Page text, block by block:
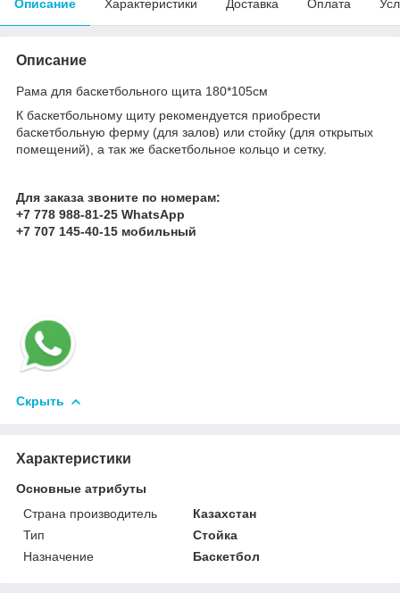
Описание Характеристики Доставка Оплата
Описание
Рама для баскетбольного щита 180*105см
К баскетбольному щиту рекомендуется приобрести
баскетбольную ферму (для залов) или стойку (для открытых
помещений), а так же баскетбольное кольцо и сетку.
Для заказа звоните по номерам:
+7 778 988-81-25 WhatsApp
+7 707 145-40-15 мобильный
Скрыть
Характеристики
Основные атрибуты
Страна производитель
Казахстан
Тип
Стойка
Назначение
Баскетбол